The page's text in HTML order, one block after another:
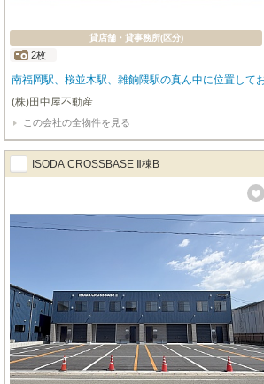
貸店舗・貸事務所(区分)
2枚
南福岡駅、桜並木駅、雑餉隈駅の真ん中に位置して
(株)田中屋不動産
この会社の全物件を見る
ISODA CROSSBASE Ⅱ棟B